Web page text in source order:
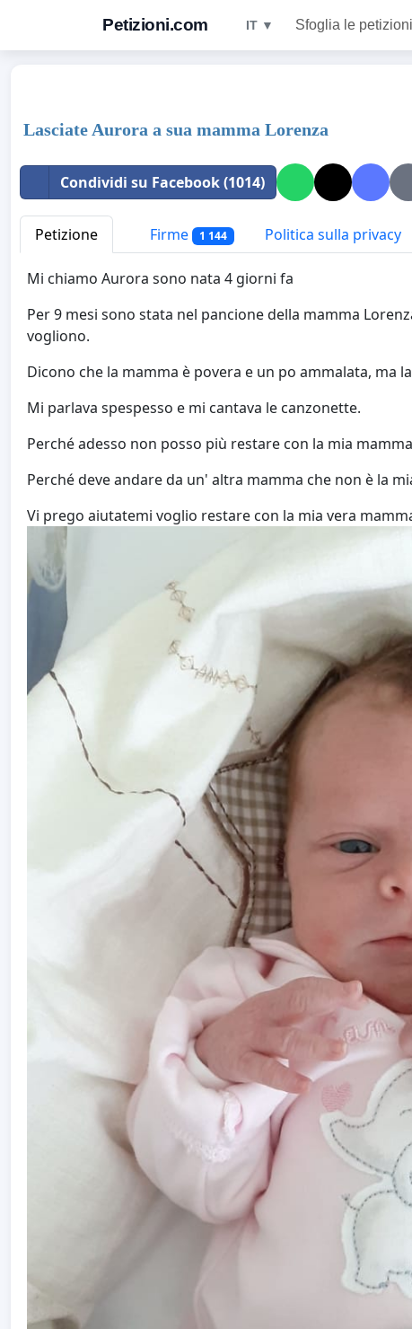
Petizioni.com IT ▼ Sfoglia le petizioni
Lasciate Aurora a sua mamma Lorenza
Condividi su Facebook (1014)
Petizione Firme 1 144 Politica sulla privacy
Mi chiamo Aurora sono nata 4 giorni fa
Per 9 mesi sono stata nel pancione della mamma
vogliono.
Dicono che la mamma è povera e un po ammalata, ma
Mi parlava spespesso e mi cantava le canzonette.
Perché adesso non posso più restare con la mia
Perché deve andare da un' altra mamma che non è la
Vi prego aiutatemi voglio restare con la mia vera